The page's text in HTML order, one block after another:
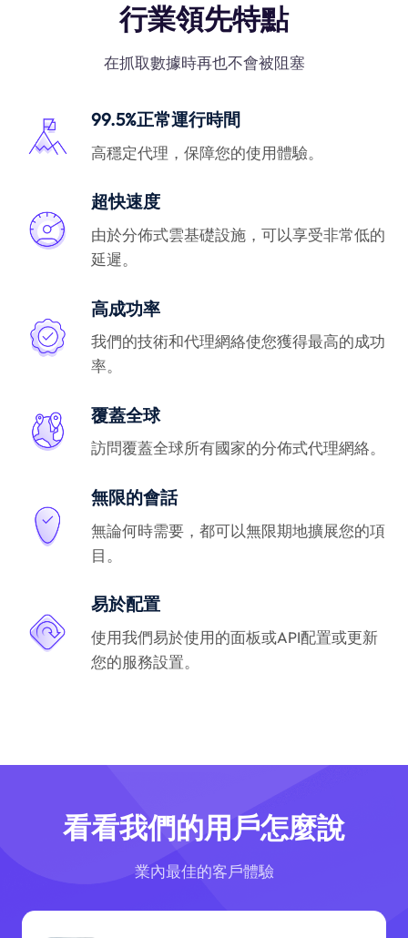
行業領先特點
在抓取數據時再也不會被阻塞
99.5%正常運行時間
高穩定代理，保障您的使用體驗。
超快速度
由於分佈式雲基礎設施，可以享受非常低的
延遲。
高成功率
我們的技術和代理網絡使您獲得最高的成功
率。
覆蓋全球
訪問覆蓋全球所有國家的分佈式代理網絡。
無限的會話
無論何時需要，都可以無限期地擴展您的項
目。
易於配置
使用我們易於使用的面板或API配置或更新
您的服務設置。
看看我們的用戶怎麼說
業內最佳的客戶體驗